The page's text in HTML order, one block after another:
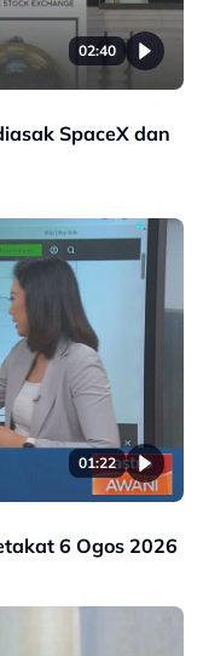
02:40
SpaceX dan
01:22
6 Ogos 2026